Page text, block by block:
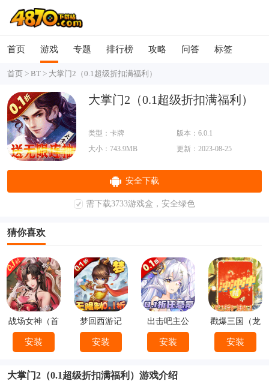
首页 游戏 专题 排行榜 攻略 问答 标签
首页 > BT > 大掌门2（0.1超级折扣满福利）
大掌门2（0.1超级折扣满福利）
类型：卡牌
版本：6.0.1
大小：743.9MB
更新：2023-08-25
安全下载
需下载3733游戏盒，安全绿色
猜你喜欢
战场女神（首
续0.1折）
安装
梦回西游记
（0.1折）
安装
出击吧主公
（0.1折）
安装
戳爆三国（龙
婿叫你0.1折）
安装
大掌门2（0.1超级折扣满福利）游戏介绍